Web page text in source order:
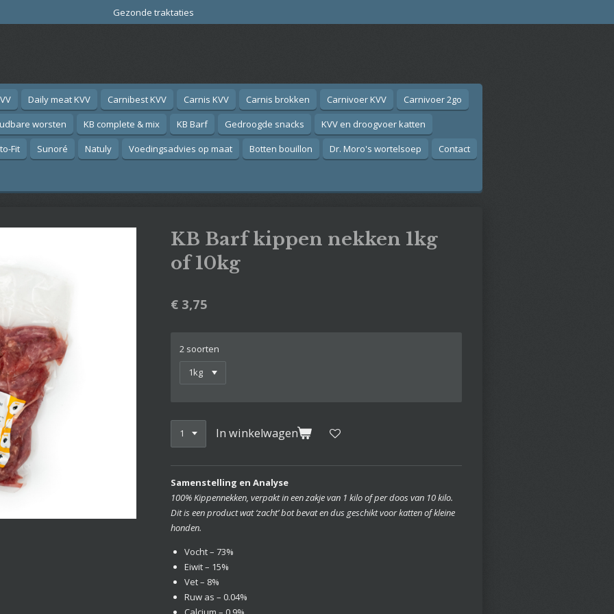
Gezonde traktaties
Daily meat KVV Carnibest KVV Carnis KVV Carnis brokken Carnivoer KVV
Carnivoer 2go
worsten KB complete & mix KB Barf Gedroogde snacks
KVV en droogvoer katten
Fit Sunoré Natuly Voedingsadvies op maat Botten bouillon Dr. Moro's wortelsoep
Contact
KB Barf kippen nekken 1kg
of 10kg
€ 3,75
2 soorten
In winkelwagen
Samenstelling en Analyse
100% Kippennekken, verpakt in een zakje van 1 kilo of per doos van 10 kilo.
Dit is een product wat ‘zacht’ bot bevat en dus geschikt voor katten of kleine
honden.
Vocht – 73%
Eiwit – 15%
Vet – 8%
Ruw as – 0.04%